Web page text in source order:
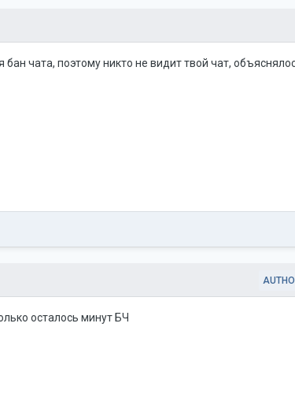
бан чата, поэтому никто не видит твой чат,
осталось минут БЧ